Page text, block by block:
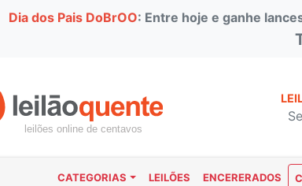
Dia dos Pais DoBrOO: Entre hoje e ganhe
leilões online de centavos
CATEGORIAS LEILÕES ENCERERADOS